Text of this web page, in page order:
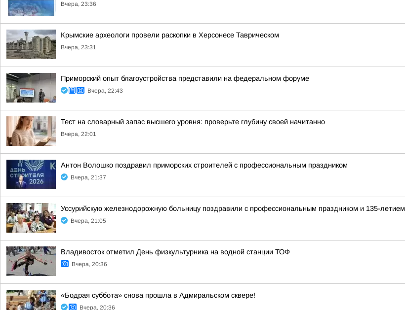
Вчера, 23:36
Крымские археологи провели раскопки в Херсонесе Таврическом
Вчера, 23:31
Приморский опыт благоустройства представили на федеральном форуме
Вчера, 22:43
Тест на словарный запас высшего уровня: проверьте глубину своей начитанно
Вчера, 22:01
Антон Волошко поздравил приморских строителей с профессиональным праздником
Вчера, 21:37
Уссурийскую железнодорожную больницу поздравили с профессиональным праздником и 135-летием
Вчера, 21:05
Владивосток отметил День физкультурника на водной станции ТОФ
Вчера, 20:36
«Бодрая суббота» снова прошла в Адмиральском сквере!
Вчера, 20:36